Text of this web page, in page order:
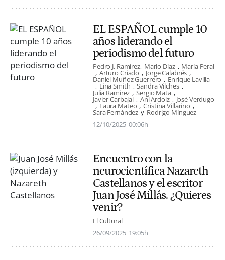
EL ESPAÑOL cumple 10
años liderando el
periodismo del futuro
Pedro J. Ramírez Mario Díaz María Peral
Arturo Criado Jorge Calabrés
Daniel Muñoz Guerrero Enrique Lavilla
Lina Smith Sandra Vilches
Julia Ramirez Sergio Mata
Javier Carbajal Ani Ardoiz José Verdugo
Laura Mateo Cristina Villarino
Sara Fernández
Rodrigo Mínguez
12/10/2025 00:06h
Encuentro con la
neurocientífica Nazareth
Castellanos y el escritor
Juan José Millás. ¿Quieres
venir?
El Cultural
26/09/2025 19:05h